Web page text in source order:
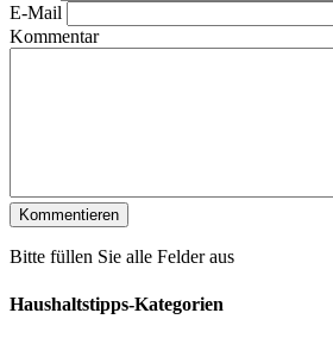
E-Mail
Kommentar
Bitte füllen Sie alle Felder aus
Haushaltstipps-Kategorien